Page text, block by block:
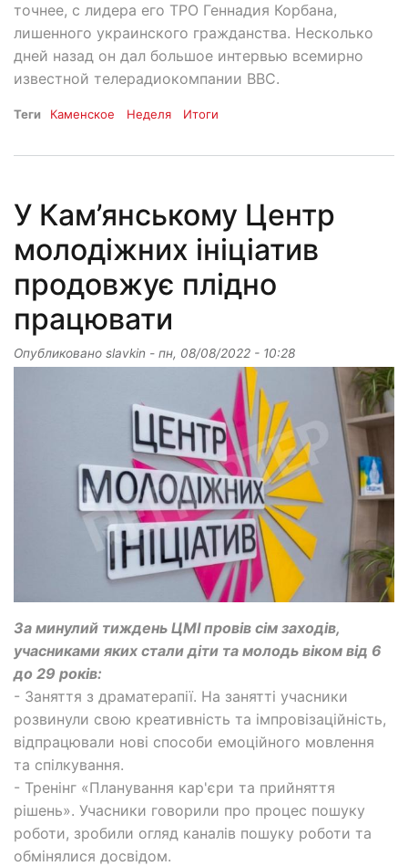
точнее, с лидера его ТРО Геннадия Корбана,
лишенного украинского гражданства. Несколько
дней назад он дал большое интервью всемирно
известной телерадиокомпании ВВС.
Теги Каменское Неделя Итоги
У Кам’янському Центр
молодіжних ініціатив
продовжує плідно
працювати
Опубликовано slavkin - пн, 08/08/2022 - 10:28
За минулий тиждень ЦМІ провів сім заходів,
учасниками яких стали діти та молодь віком від 6
до 29 років:
- Заняття з драматерапії. На занятті учасники
розвинули свою креативність та імпровізаційність,
відпрацювали нові способи емоційного мовлення
та спілкування.
- Тренінг «Планування кар'єри та прийняття
рішень». Учасники говорили про процес пошуку
роботи, зробили огляд каналів пошуку роботи та
обмінялися досвідом.